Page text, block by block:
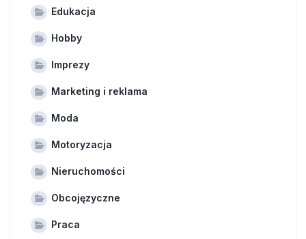
Edukacja
Hobby
Imprezy
Marketing i reklama
Moda
Motoryzacja
Nieruchomości
Obcojęzyczne
Praca